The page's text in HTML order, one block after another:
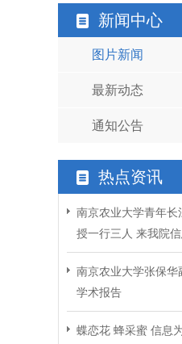
新闻中心
图片新闻
最新动态
通知公告
热点资讯
南京农业大学青年长
授一行三人 来我院
南京农业大学张保华
学术报告
蝶恋花 蜂采蜜 信